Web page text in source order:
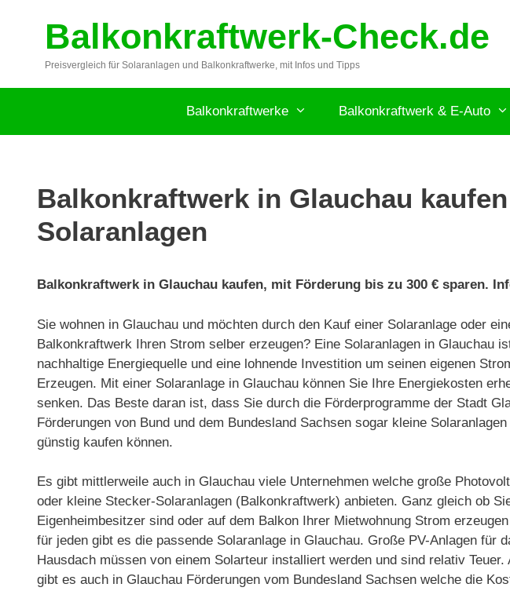
springenBalkonkraftwerk-Check.de
Preisvergleich für Solaranlagen und Balkonkraftwerke, mit Infos und Tipps
Balkonkraftwerke Balkonkraftwerk & E-Auto
Balkonkraftwerk in Glauchau
Solaranlagen
Balkonkraftwerk in Glauchau kaufen, mit Förderung bis zu 300 € sparen.
Sie wohnen in Glauchau und möchten durch den Kauf einer Solaranlage oder
Balkonkraftwerk Ihren Strom selber erzeugen? Eine Solaranlagen in Glauchau
nachhaltige Energiequelle und eine lohnende Investition um seinen eigenen
Erzeugen. Mit einer Solaranlage in Glauchau können Sie Ihre Energiekosten
senken. Das Beste daran ist, dass Sie durch die Förderprogramme der Stadt
Förderungen von Bund und dem Bundesland Sachsen sogar kleine
günstig kaufen können.
Es gibt mittlerweile auch in Glauchau viele Unternehmen welche große
oder kleine Stecker-Solaranlagen (Balkonkraftwerk) anbieten. Ganz gleich ob
Eigenheimbesitzer sind oder auf dem Balkon Ihrer Mietwohnung Strom
für jeden gibt es die passende Solaranlage in Glauchau. Große PV-Anlagen für
Hausdach müssen von einem Solarteur installiert werden und sind relativ Teuer.
gibt es auch in Glauchau Förderungen vom Bundesland Sachsen welche die